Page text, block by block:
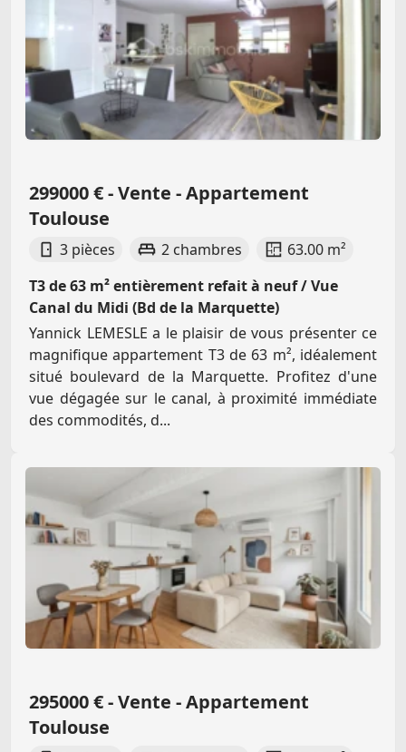
299000 € - Vente - Appartement
Toulouse
3 pièces 2 chambres
63.00 m²
T3 de 63 m² entièrement refait à neuf / Vue
Canal du Midi (Bd de la Marquette)
Yannick LEMESLE a le plaisir de vous présenter ce
magnifique appartement T3 de 63 m², idéalement
situé boulevard de la Marquette. Profitez d'une
vue dégagée sur le canal, à proximité immédiate
des commodités, d...
295000 € - Vente - Appartement
Toulouse